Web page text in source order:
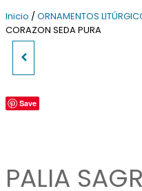
Inicio /ORNAMENTOS
CORAZON SEDA PURA
Save
PALIA